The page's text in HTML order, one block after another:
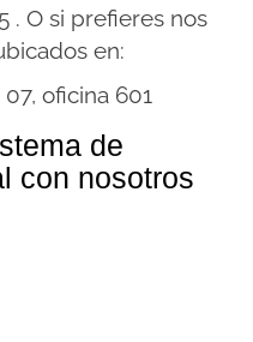
. O si prefieres nos
en:
oficina 601
de
con nosotros